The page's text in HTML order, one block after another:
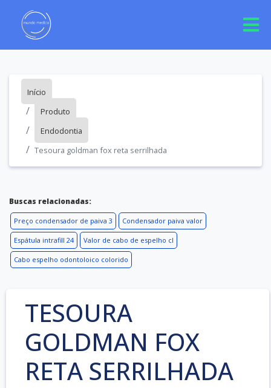
Início
Produto
Endodontia
Tesoura goldman fox reta serrilhada
Buscas relacionadas:
Preço condensador de paiva 3 Condensador paiva valor
Espátula intrafill 24 Valor de cabo de espelho cl
Cabo espelho odontoloico colorido
TESOURA
GOLDMAN FOX
RETA SERRILHADA